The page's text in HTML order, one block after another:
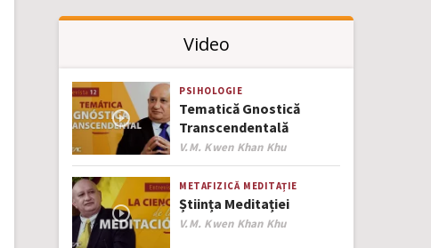
Video
PSIHOLOGIE
Tematică Gnostică
Transcendentală
Author
V.M. Kwen Khan Khu
METAFIZICĂ MEDITAȚIE
Știința Meditației
Author
V.M. Kwen Khan Khu